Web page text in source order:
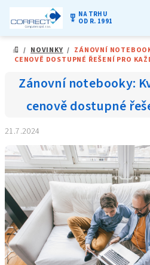
obsah
military_tech NA TRHU
OD R. 1991
DOMŮ
/ NOVINKY / ZÁNOVNÍ
CENOVĚ DOSTUPNÉ ŘEŠENÍ PRO
Zánovní notebooky:
cenově dostupné
21.7.2024